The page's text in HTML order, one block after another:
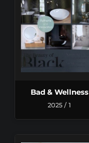
Bad & Wellness
2025 / 1